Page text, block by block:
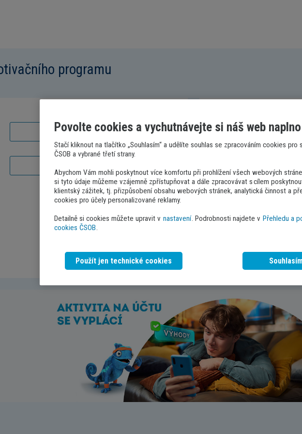
programu
Komplexní nabídka
zaměstnance firem
Váš zaměstnavatel pro
výhod. Přihlaste se
zaměstnavatele, a
Zjednoduší vám to
zaměstnavatelem.
odměnou. Řekněte o
Povolte cookies a vychutnávejte si náš web naplno
Stačí kliknout na tlačítko „Souhlasím“ a udělíte souhlas se zpracováním cookies pro
ČSOB a vybrané třetí strany.
Abychom Vám mohli poskytnout více komfortu při prohlížení všech webových
si tyto údaje můžeme vzájemně zpřístupňovat a dále zpracovávat s cílem
klientský zážitek, tj. přizpůsobení obsahu webových stránek, analytická činnost a
cookies pro účely personalizované reklamy.
Detailně si cookies můžete upravit v nastavení. Podrobnosti najdete v Přehledu a
cookies ČSOB.
Použít jen technické cookies